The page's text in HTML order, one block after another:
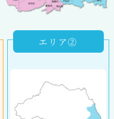
エリア②